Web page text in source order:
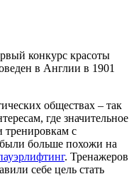
конкурс красоты
в Англии в 1901
обществах – так
где значительное
тренировкам с
больше похожи на
. Тренажеров
себе цель стать